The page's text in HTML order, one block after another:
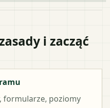
i zacząć
formularze, poziomy